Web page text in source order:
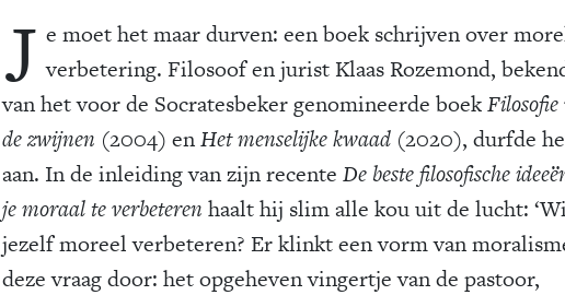
J e moet het maar durven: een boek schrijven over
verbetering. Filosoof en jurist Klaas Rozemond,
van het voor de Socratesbeker genomineerde boek
de zwijnen (2004) enHet menselijke kwaad(2020), durfde
aan. In de inleiding van zijn recente De beste filosofische
je moraal te verbeteren haalt hij slim alle kou uit de lucht:
jezelf moreel verbeteren? Er klinkt een vorm van
deze vraag door: het opgeheven vingertje van de pastoor,